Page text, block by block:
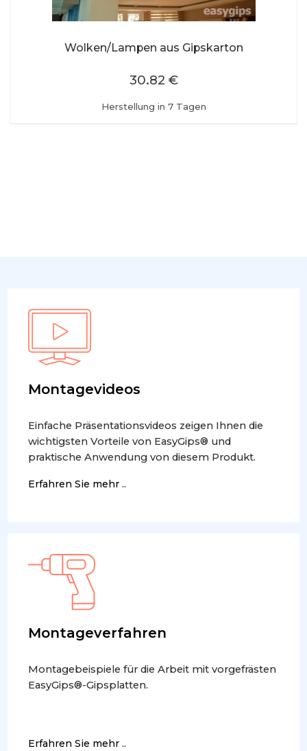
Wolken/Lampen aus Gipskarton
Herstellung in 7 Tagen
30.82 €
Montagevideos
Einfache Präsentationsvideos zeigen Ihnen die
wichtigsten Vorteile von EasyGips® und
praktische Anwendung von diesem Produkt.
Erfahren Sie mehr ..
Montageverfahren
Montagebeispiele für die Arbeit mit vorgefrästen
EasyGips®-Gipsplatten.
Erfahren Sie mehr ..